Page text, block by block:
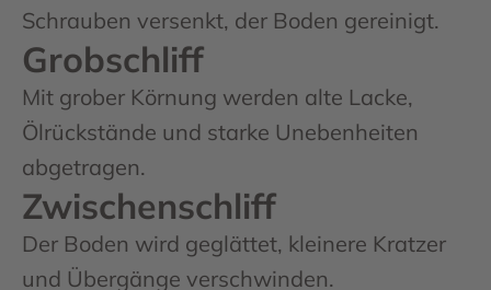
Schrauben versenkt, der Boden gereinigt.
Grobschliff
Mit grober Körnung werden alte Lacke,
Ölrückstände und starke Unebenheiten
abgetragen.
Zwischenschliff
Der Boden wird geglättet, kleinere Kratzer
und Übergänge verschwinden.